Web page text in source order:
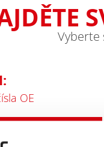
Vyberte
OE